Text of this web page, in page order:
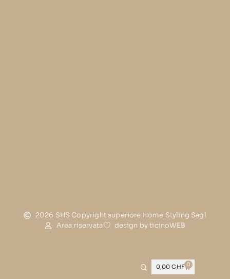
2026 SHS Copyright superiore Home Styling Sagl
Area riservata
design by ticinoWEB
0,00CHF 0